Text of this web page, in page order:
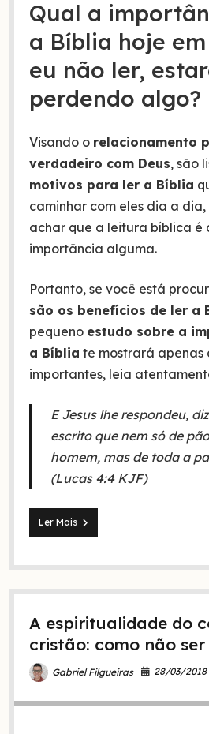
Qual a
a Bíblia hoje em
eu não ler,
perdendo algo?
Visando o relacionamento
verdadeiro com Deus, são
motivos para ler a Bíblia
caminhar com eles dia a
achar que a leitura bíblica é
importância alguma.
Portanto, se você está
são os benefícios de ler a
pequeno estudo sobre a
a Bíblia te mostrará apenas
importantes, leia
E Jesus lhe respondeu,
escrito que nem só de
homem, mas de toda a
(Lucas 4:4 KJF)
Ler Mais10
motivos
ler
Bíblia
ficar
pra
A espiritualidade do
cristão: como não
Gabriel Filgueiras 28/03/2018